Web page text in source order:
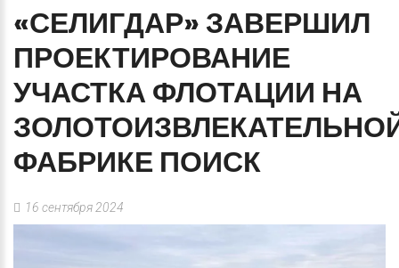
«СЕЛИГДАР» ЗАВЕРШИЛ
ПРОЕКТИРОВАНИЕ
УЧАСТКА ФЛОТАЦИИ НА
ФАБРИКЕ ПОИСК
16 сентября 2024